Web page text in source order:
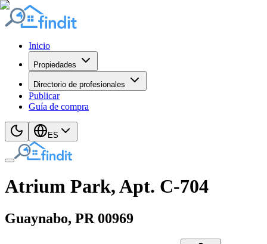
Inicio
Propiedades
Directorio de profesionales
Publicar
Guía de compra
ES
Atrium Park, Apt. C-704
Guaynabo, PR 00969